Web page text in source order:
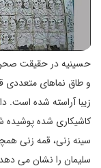
حسینیه در حقیقت
و طاق نماهای متعددی
زیبا آراسته شده است.
کاشیکاری شده پوشیده
سینه زنی، قمه زنی
سلیمان را نشان می